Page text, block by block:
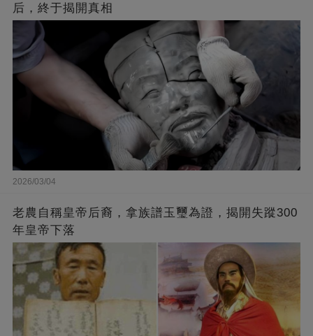
后，終于揭開真相
2026/03/04
老農自稱皇帝后裔，拿族譜玉璽為證，揭開失蹤300
年皇帝下落